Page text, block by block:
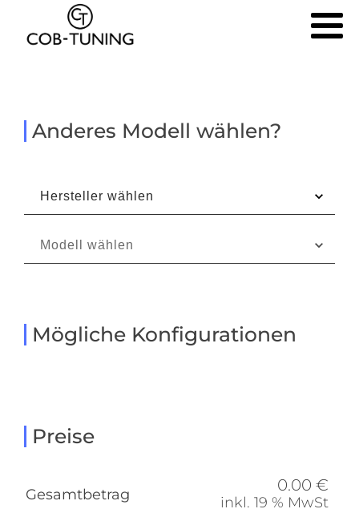
Anderes Modell wählen?
Mögliche Konfigurationen
Preise
Gesamtbetrag 0.00 €
inkl. 19 % MwSt